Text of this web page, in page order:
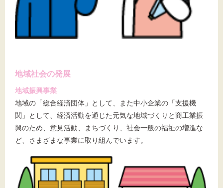
地域社会の発展
地域振興事業
地域の「総合経済団体」として、また中小企業の「支援機
関」として、経済活動を通じた元気な地域づくりと商工業振
興のため、意見活動、まちづくり、社会一般の福祉の増進な
ど、さまざまな事業に取り組んでいます。